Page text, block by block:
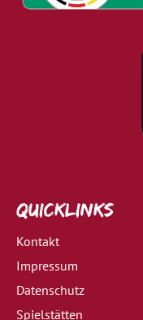
Quicklinks
Kontakt
Impressum
Datenschutz
Spielstätten